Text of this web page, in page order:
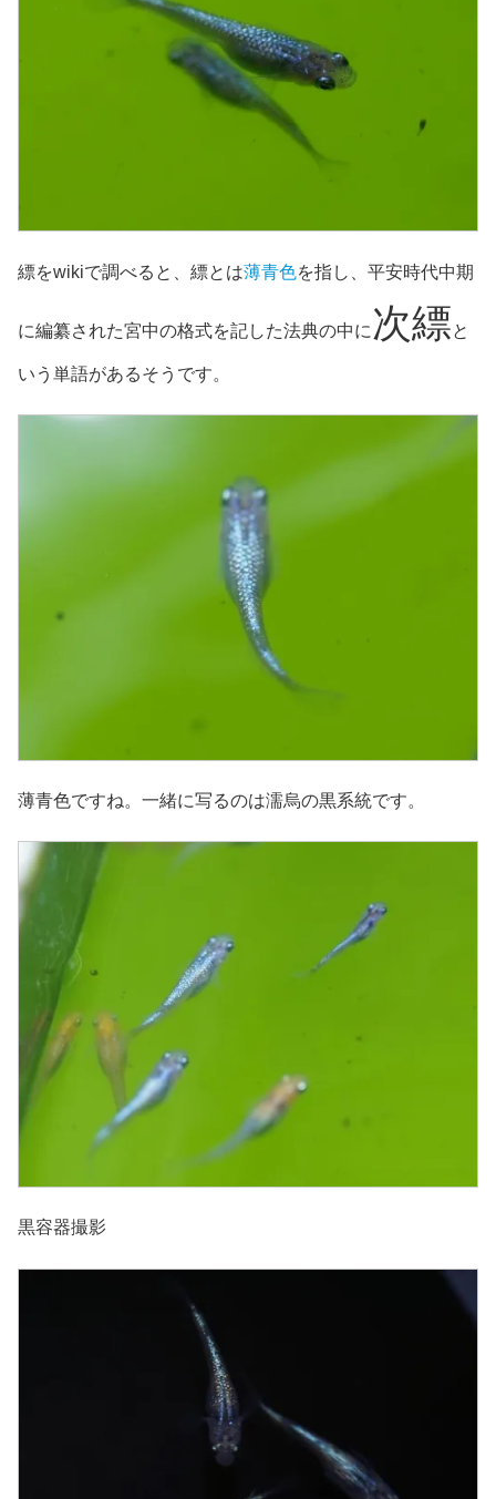
縹をwikiで調べると、縹とは薄青色を指し、平安時代中期
に編纂された宮中の格式を記した法典の中に 次縹と
いう単語があるそうです。
薄青色ですね。一緒に写るのは濡烏の黒系統です。
黒容器撮影